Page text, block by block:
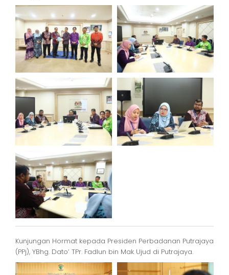
Kunjungan Hormat kepada Presiden Perbadanan Putrajaya
(PPj), YBhg. Dato’ TPr. Fadlun bin Mak Ujud di Putrajaya.